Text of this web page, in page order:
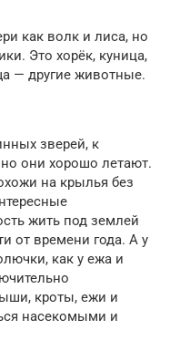
как волк и лиса, но
Это хорёк, куница,
— другие животные.
зверей, к
они хорошо летают.
на крылья без
жить под землей
от времени года. А у
как у ежа и
кроты, ежи и
насекомыми и